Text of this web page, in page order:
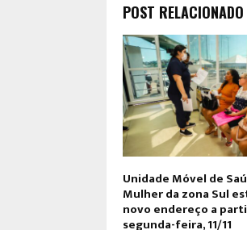
POST RELACIONADO
Unidade Móvel de
Mulher da zona Sul
novo endereço a
segunda-feira, 11/11